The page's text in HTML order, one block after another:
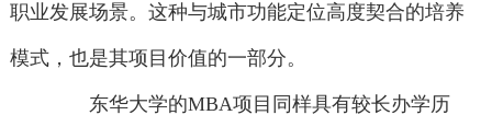
职业发展场景。这种与城市功能定位高度契合的培养
模式，也是其项目价值的一部分。
东华大学的MBA项目同样具有较长办学历